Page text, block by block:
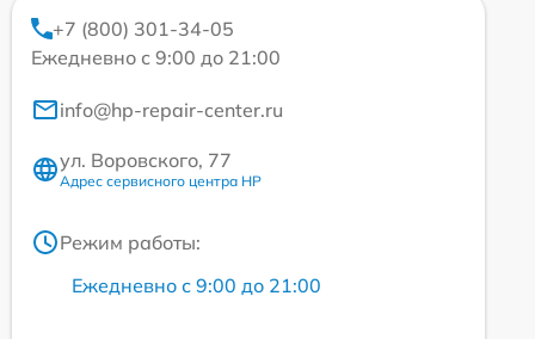
+7 (800) 301-34-05
Ежедневно с 9:00 до 21:00
info@hp-repair-center.ru
ул. Воровского, 77
Адрес сервисного центра HP
Режим работы:
Ежедневно с 9:00 до 21:00